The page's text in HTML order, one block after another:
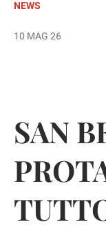
NEWS
10 MAG 26
SAN